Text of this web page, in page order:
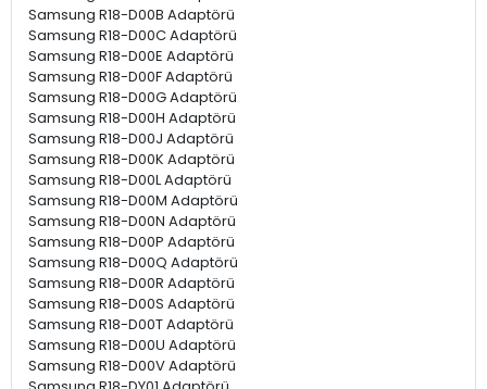
Samsung R18-D00B Adaptörü
Samsung R18-D00C Adaptörü
Samsung R18-D00E Adaptörü
Samsung R18-D00F Adaptörü
Samsung R18-D00G Adaptörü
Samsung R18-D00H Adaptörü
Samsung R18-D00J Adaptörü
Samsung R18-D00K Adaptörü
Samsung R18-D00L Adaptörü
Samsung R18-D00M Adaptörü
Samsung R18-D00N Adaptörü
Samsung R18-D00P Adaptörü
Samsung R18-D00Q Adaptörü
Samsung R18-D00R Adaptörü
Samsung R18-D00S Adaptörü
Samsung R18-D00T Adaptörü
Samsung R18-D00U Adaptörü
Samsung R18-D00V Adaptörü